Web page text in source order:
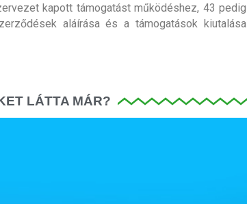
kapott támogatást működéshez, 43 pedig
aláírása és a támogatások kiutalása
LÁTTA MÁR?